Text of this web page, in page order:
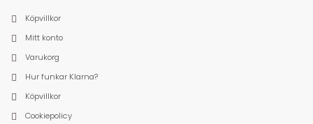
Köpvillkor
Mitt konto
Varukorg
Hur funkar Klarna?
Köpvillkor
Cookiepolicy